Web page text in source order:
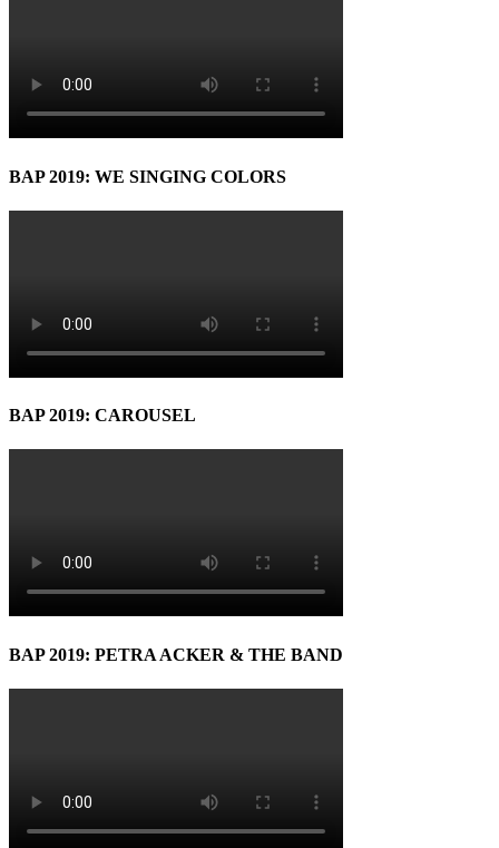
BAP 2019: WE SINGING COLORS
BAP 2019: CAROUSEL
BAP 2019: PETRA ACKER & THE BAND